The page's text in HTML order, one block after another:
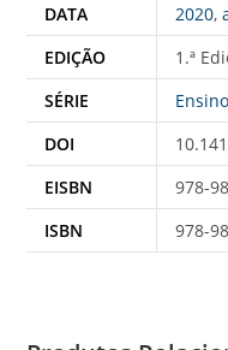
DATA
2020,
EDIÇÃO
1.ª
SÉRIE
Ensino
DOI
EISBN
978-
ISBN
978-